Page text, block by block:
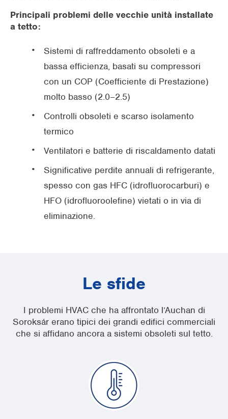
Principali problemi delle vecchie unità installate
a tetto:
Sistemi di raffreddamento obsoleti e a
bassa efficienza, basati su compressori
con un COP (Coefficiente di Prestazione)
molto basso (2.0–2.5)
Controlli obsoleti e scarso isolamento
termico
Ventilatori e batterie di riscaldamento datati
Significative perdite annuali di refrigerante,
spesso con gas HFC (idrofluorocarburi) e
HFO (idrofluoroolefine) vietati o in via di
eliminazione.
Le sfide
I problemi HVAC che ha affrontato l’Auchan di
Soroksár erano tipici dei grandi edifici commerciali
che si affidano ancora a sistemi obsoleti sul tetto.